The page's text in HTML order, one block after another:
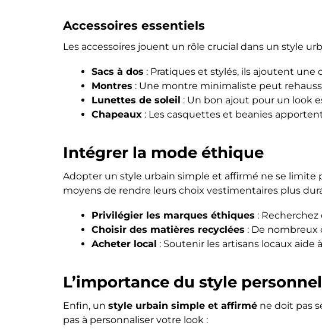
Accessoires essentiels
Les accessoires jouent un rôle crucial dans un style
Sacs à dos : Pratiques et stylés, ils ajoutent
Montres : Une montre minimaliste peut
Lunettes de soleil : Un bon ajout pour un look
Chapeaux : Les casquettes et beanies
Intégrer la mode éthique
Adopter un style urbain simple et affirmé ne se limite
moyens de rendre leurs choix vestimentaires plus
Privilégier les marques éthiques :
Choisir des matières recyclées : De nombreux
Acheter local : Soutenir les artisans locaux aide
L’importance du style personnel
Enfin, un style urbain simple et affirmé ne doit pas
pas à personnaliser votre look :